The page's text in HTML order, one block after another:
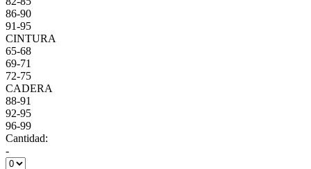
86-90
91-95
CINTURA
65-68
69-71
72-75
CADERA
88-91
92-95
96-99
Cantidad:
-